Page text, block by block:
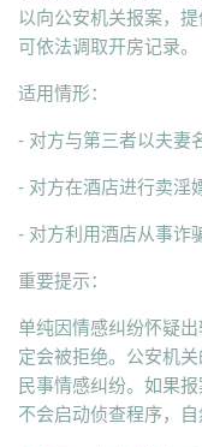
以向公安机关报案，
可依法调取开房记录。
适用情形：
- 对方与第三者以夫妻
- 对方在酒店进行卖淫
- 对方利用酒店从事诈
重要提示：
单纯因情感纠纷怀疑
定会被拒绝。公安机
民事情感纠纷。如果
不会启动侦查程序，自